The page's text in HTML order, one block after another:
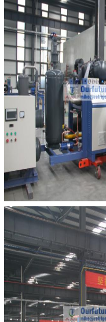
एयर आउटलेट (मिमी)
तरल इनलेट (मिमी)
समग्र आयाम
डब्ल्यू (मिमी)
एच (मिमी)